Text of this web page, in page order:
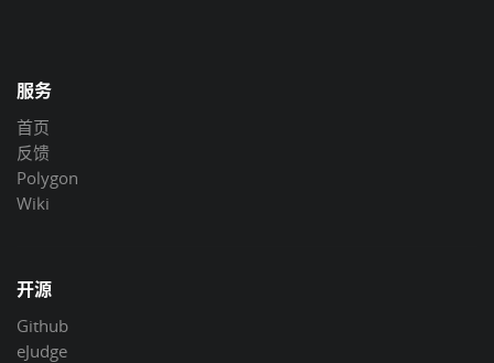
服务
首页
反馈
Polygon
Wiki
开源
Github
eJudge